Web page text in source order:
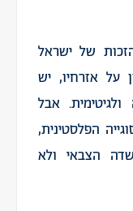
של ישראל
על אזרחיו, יש
אבל
הפלסטינית,
הצבאי ולא